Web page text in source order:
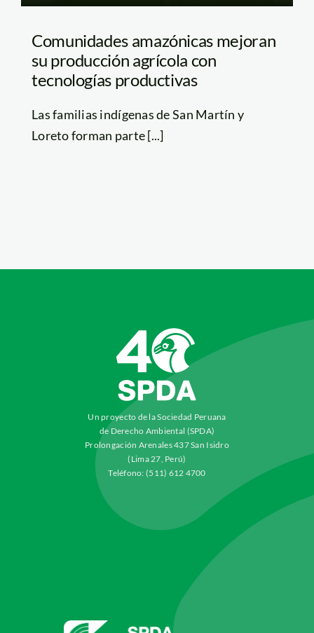
Comunidades amazónicas mejoran
su producción agrícola con
tecnologías productivas
Las familias indígenas de San Martín y
Loreto forman parte [...]
Un proyecto de la Sociedad Peruana
de Derecho Ambiental (SPDA)
Prolongación Arenales 437 San Isidro
(Lima 27, Perú)
Teléfono: (511) 612 4700